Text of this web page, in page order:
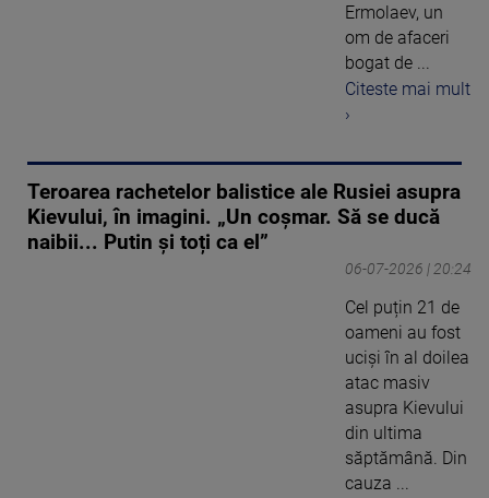
Ermolaev, un
om de afaceri
bogat de ...
Citeste mai mult
›
Teroarea rachetelor balistice ale Rusiei asupra
Kievului, în imagini. „Un coșmar. Să se ducă
naibii... Putin și toți ca el”
06-07-2026 | 20:24
Cel puțin 21 de
oameni au fost
uciși în al doilea
atac masiv
asupra Kievului
din ultima
săptămână. Din
cauza ...